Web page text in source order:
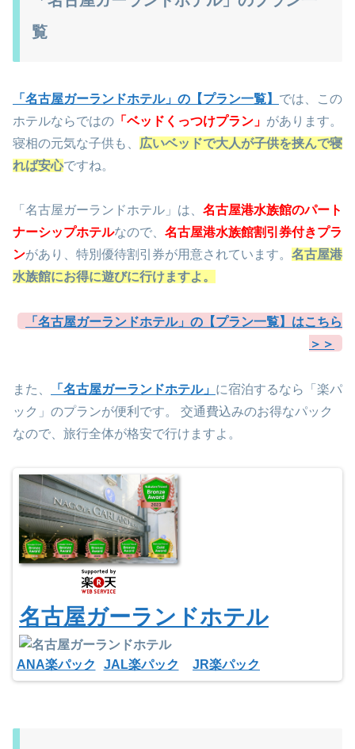
覧
「名古屋ガーランドホテル」の【プラン一覧】 では、この
ホテルならではの 「ベッドくっつけプラン」 があります。
寝相の元気な子供も、 広いベッドで大人が子供を挟んで寝
れば安心ですね。
「名古屋ガーランドホテル」は、 名古屋港水族館のパート
ナーシップホテルなので、 名古屋港水族館割引券付きプラ
ンがあり、特別優待割引券が用意されています。 名古屋港
水族館にお得に遊びに行けますよ。
「名古屋ガーランドホテル」の【プラン一覧】はこちら
＞＞
また、 「名古屋ガーランドホテル」 に宿泊するなら「楽パ
ック」のプランが便利です。 交通費込みのお得なパック
なので、旅行全体が格安で行けますよ。
名古屋ガーランドホテル
ANA楽パック JAL楽パック JR楽パック